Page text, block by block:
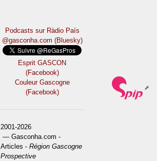
Podcasts sur Ràdio País
@gasconha.com (Bluesky)
Esprit GASCON
(Facebook)
Couleur Gascogne
(Facebook)
2001-2026
— Gasconha.com -
Articles -Région Gascogne
Prospective